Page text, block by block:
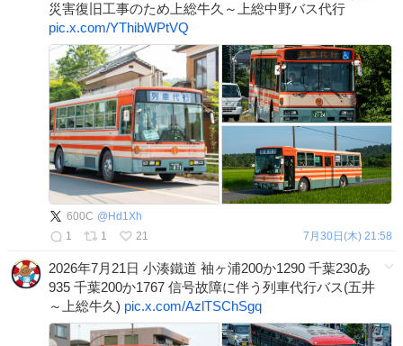
災害復旧工事のため上総牛久～上総中野バス代行
pic.x.com/YThibWPtVQ
600C @ Hd1Xh
1
1 21 7月30日(木) 21:58
2026年7月21日 小湊鐵道 袖ヶ浦200か1290 千葉230あ
935 千葉200か1767 信号故障に伴う列車代行バス(五井
～上総牛久) pic.x.com/AzlTSChSgq